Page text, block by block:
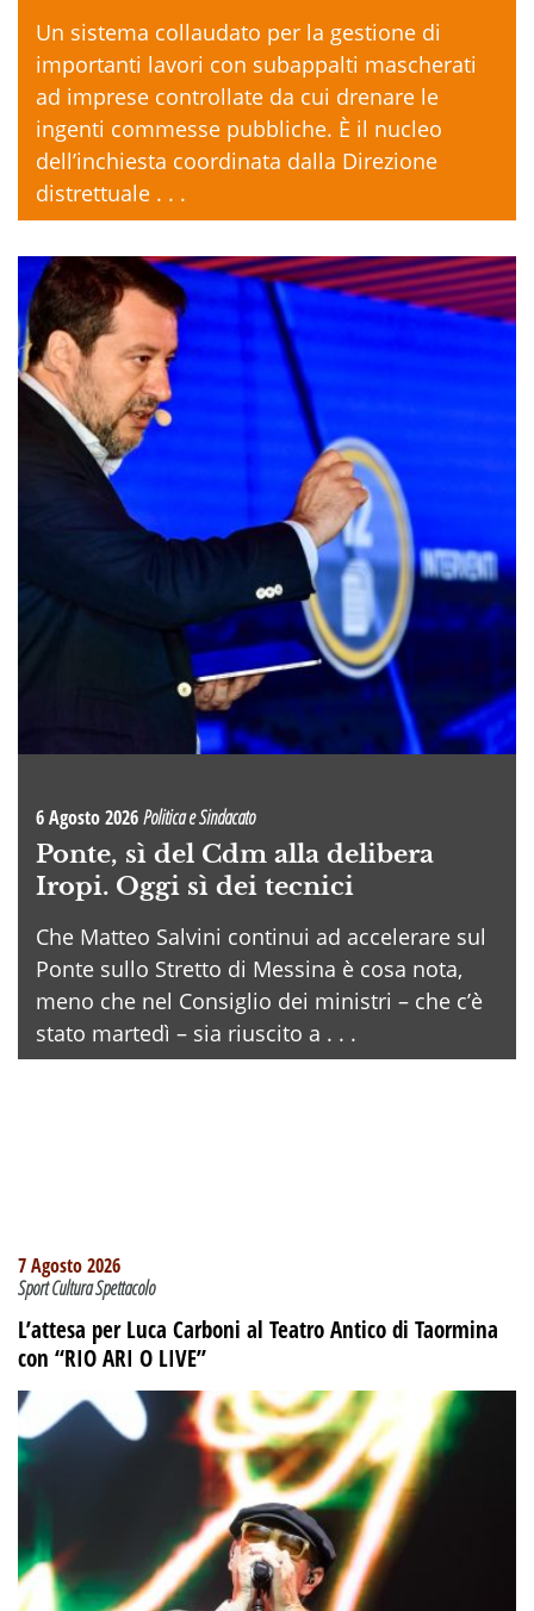
Un sistema collaudato per la gestione di
importanti lavori con subappalti mascherati
ad imprese controllate da cui drenare le
ingenti commesse pubbliche. È il nucleo
dell’inchiesta coordinata dalla Direzione
distrettuale . . .
6 Agosto 2026Politica e Sindacato
Ponte, sì del Cdm alla delibera
Iropi. Oggi sì dei tecnici
Che Matteo Salvini continui ad accelerare sul
Ponte sullo Stretto di Messina è cosa nota,
meno che nel Consiglio dei ministri – che c’è
stato martedì – sia riuscito a . . .
7 Agosto 2026
Sport Cultura Spettacolo
L’attesa per Luca Carboni al Teatro Antico di Taormina
con “RIO ARI O LIVE”